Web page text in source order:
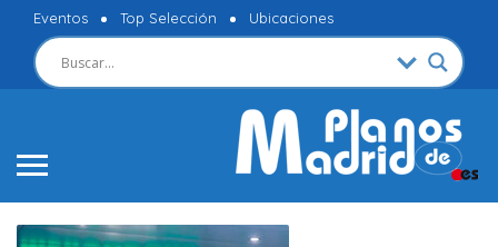
Eventos Top Selección Ubicaciones